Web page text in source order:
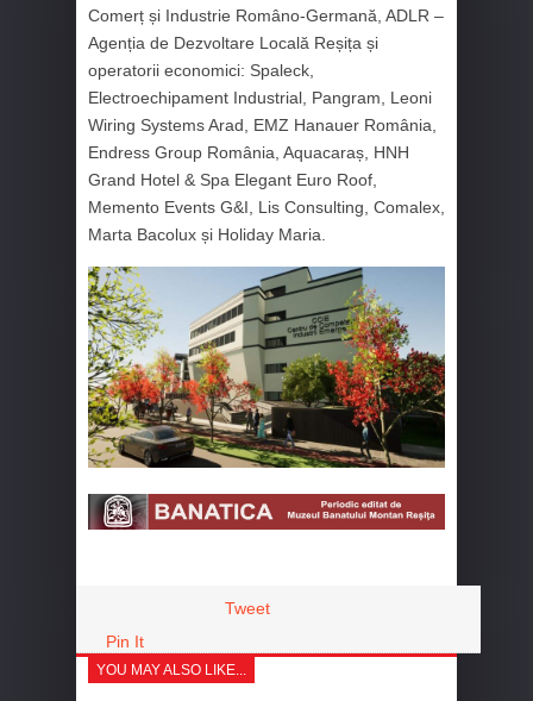
Comerț și Industrie Româno-Germană, ADLR –
Agenția de Dezvoltare Locală Reșița și
operatorii economici: Spaleck,
Electroechipament Industrial, Pangram, Leoni
Wiring Systems Arad, EMZ Hanauer România,
Endress Group România, Aquacaraș, HNH
Grand Hotel & Spa Elegant Euro Roof,
Memento Events G&I, Lis Consulting, Comalex,
Marta Bacolux și Holiday Maria.
Tweet
Pin It
YOU MAY ALSO LIKE...